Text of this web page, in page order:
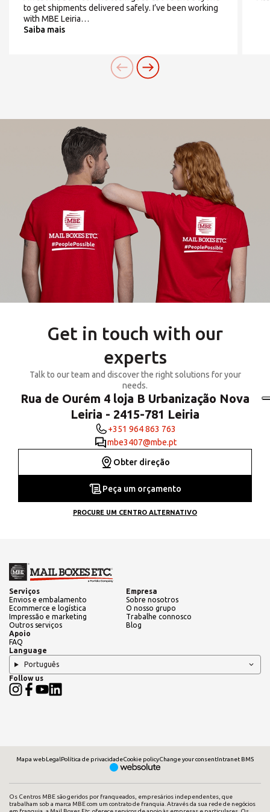
to get shipments delivered safely. I’ve been working
with MBE Leiria…
Saiba mais
Get in touch with our
experts
Talk to our team and discover the right solutions for your
needs.
Rua de Ourém 4 loja B Urbanização Nova
Leiria - 2415-781 Leiria
+351 964 863 763
mbe3407@mbe.pt
Obter direção
Peça um orçamento
PROCURE UM CENTRO ALTERNATIVO
Serviços
Envios e embalamento
Ecommerce e logística
Impressão e marketing
Outros serviços
Empresa
Sobre nosotros
O nosso grupo
Trabalhe connosco
Blog
Apoio
FAQ
Language
Português
Follow us
Mapa webLegalPolítica de privacidadeCookie policyChange your consentIntranet BMS
Os Centros MBE são geridos por franqueados, empresários independentes, que
trabalham sob a marca MBE com um contrato de franquia. Através da sua rede de negócios
PORTUGAL
cidade